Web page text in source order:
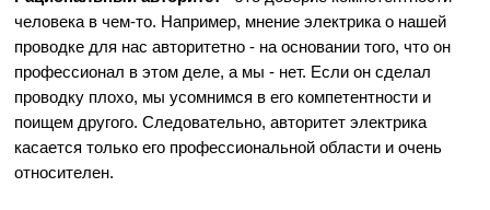
человека в чем-то. Например, мнение электрика о нашей
проводке для нас авторитетно - на основании того, что он
профессионал в этом деле, а мы - нет. Если он сделал
проводку плохо, мы усомнимся в его компетентности и
поищем другого. Следовательно, авторитет электрика
касается только его профессиональной области и очень
относителен.